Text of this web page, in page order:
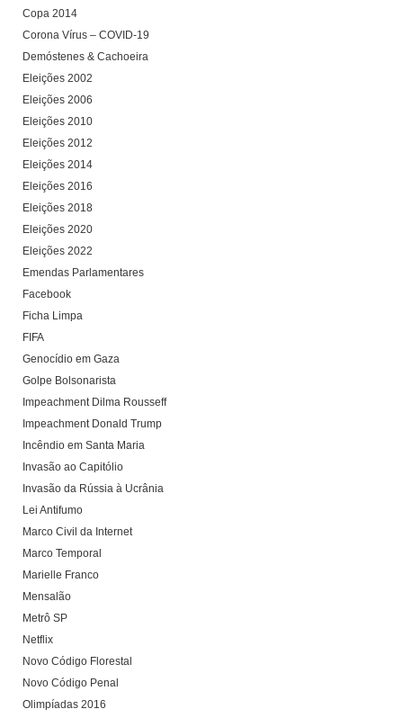
Copa 2014
Corona Vírus – COVID-19
Demóstenes & Cachoeira
Eleições 2002
Eleições 2006
Eleições 2010
Eleições 2012
Eleições 2014
Eleições 2016
Eleições 2018
Eleições 2020
Eleições 2022
Emendas Parlamentares
Facebook
Ficha Limpa
FIFA
Genocídio em Gaza
Golpe Bolsonarista
Impeachment Dilma Rousseff
Impeachment Donald Trump
Incêndio em Santa Maria
Invasão ao Capitólio
Invasão da Rússia à Ucrânia
Lei Antifumo
Marco Civil da Internet
Marco Temporal
Marielle Franco
Mensalão
Metrô SP
Netflix
Novo Código Florestal
Novo Código Penal
Olimpíadas 2016